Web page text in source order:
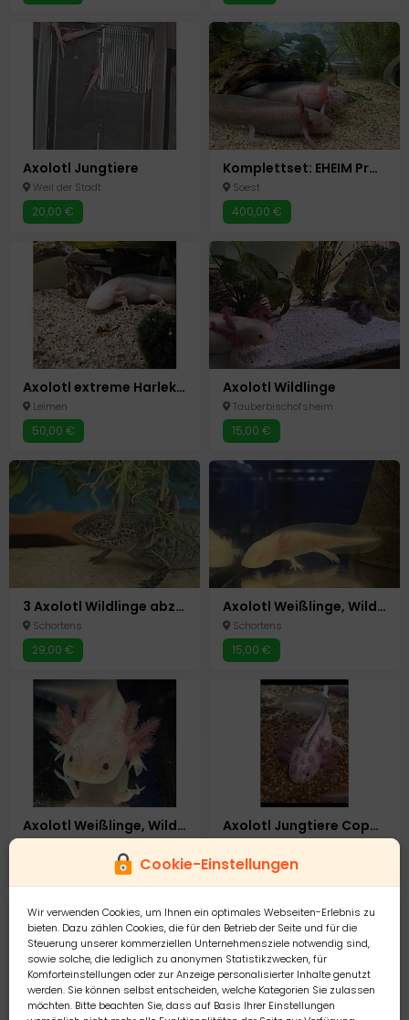
Cookie-Einstellungen
Wir verwenden Cookies, um Ihnen ein optimales Webseiten-Erlebnis zu
bieten. Dazu zählen Cookies, die für den Betrieb der Seite und für die
Steuerung unserer kommerziellen Unternehmensziele notwendig sind,
sowie solche, die lediglich zu anonymen Statistikzwecken, für
Komforteinstellungen oder zur Anzeige personalisierter Inhalte genutzt
werden. Sie können selbst entscheiden, welche Kategorien Sie zulassen
möchten. Bitte beachten Sie, dass auf Basis Ihrer Einstellungen
Axolotl Jungtiere
Weil der Stadt
20,00 €
Komplettset: EHEIM Proxima Aquarium + Kühler + 2 Axolotl – Liebhaberpflege, wg. Umzug
Soest
400,00 €
Axolotl extreme Harlekin & ghost 0.0.2
Leimen
50,00 €
Axolotl Wildlinge
Tauberbischofsheim
15,00 €
3 Axolotl Wildlinge abzugeben Aduld 21 Monate
Schortens
29,00 €
Axolotl Weißlinge, Wildlinge, Harlekin und Red Eye 14-15cm abzugeben Jungtiere
Schortens
15,00 €
Axolotl Weißlinge, Wildlinge, Harlekin und Goldalbino 14-15 cm abzugeben Jungtiere Axolotl Jungtiere Copper & Harlekin
15,00 €